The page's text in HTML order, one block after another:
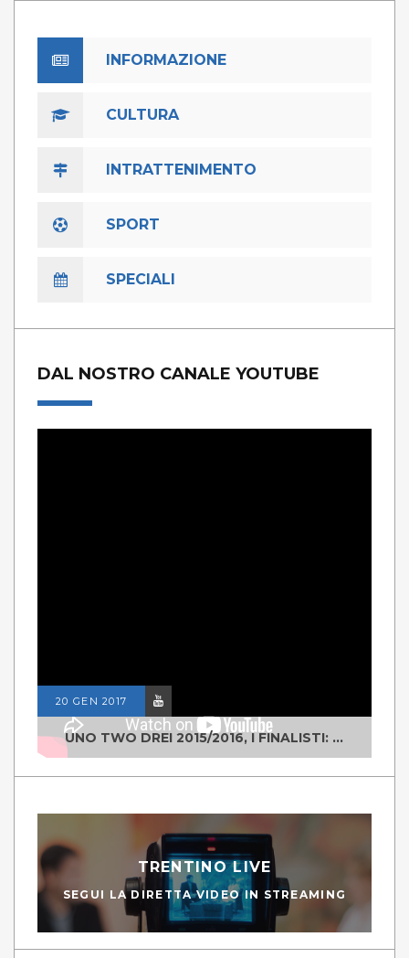
INFORMAZIONE
CULTURA
INTRATTENIMENTO
SPORT
SPECIALI
DAL NOSTRO CANALE YOUTUBE
20 GEN 2017
UNO TWO DREI 2015/2016, I FINALISTI: CLASSE IV ALS ISTITUTO "DEGASPERI" BORGO VALSUGANA
TRENTINO LIVE
SEGUI LA DIRETTA VIDEO IN STREAMING